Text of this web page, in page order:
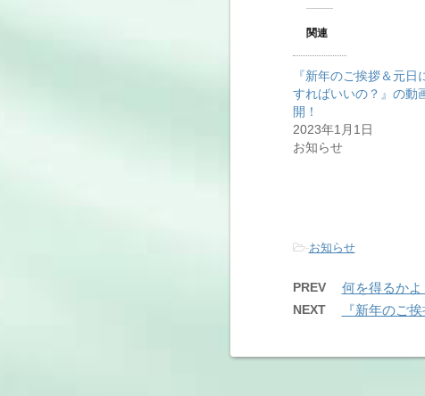
関連
『新年のご挨拶＆元日
すればいいの？』の動
開！
2023年1月1日
お知らせ
-お知らせ
PREV 何を得るかよ
NEXT 『新年のご